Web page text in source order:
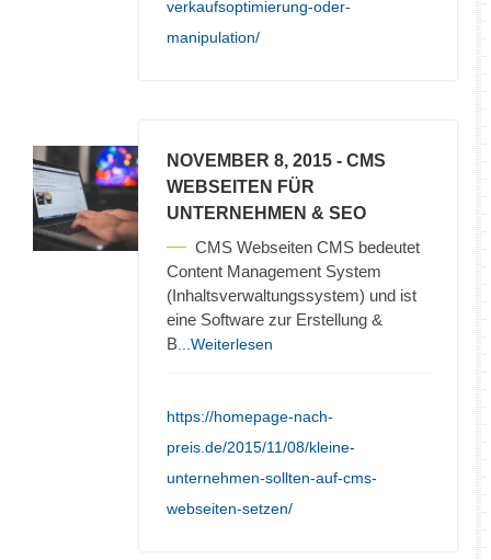
verkaufsoptimierung-oder-
manipulation/
NOVEMBER 8, 2015 - CMS
WEBSEITEN FÜR
UNTERNEHMEN & SEO
CMS Webseiten CMS bedeutet
Content Management System
(Inhaltsverwaltungssystem) und ist
eine Software zur Erstellung &
B ...Weiterlesen
https://homepage-nach-
preis.de/2015/11/08/kleine-
unternehmen-sollten-auf-cms-
webseiten-setzen/